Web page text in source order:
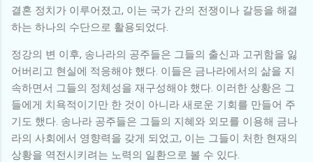
결혼 정치가 이루어졌고, 이는 국가 간의 전쟁이나 갈등을 해결
하는 하나의 수단으로 활용되었다.
정강의 변 이후, 송나라의 공주들은 그들의 출신과 고귀함을 잃
어버리고 현실에 적응해야 했다. 이들은 금나라에서의 삶을 지
속하면서 그들의 정체성을 재구성해야 했다. 이러한 상황은 그
들에게 치욕적이기만 한 것이 아니라 새로운 기회를 만들어 주
기도 했다. 송나라 공주들은 그들의 지혜와 외모를 이용해 금나
라의 사회에서 영향력을 갖게 되었고, 이는 그들이 처한 현재의
상황을 역전시키려는 노력의 일환으로 볼 수 있다.